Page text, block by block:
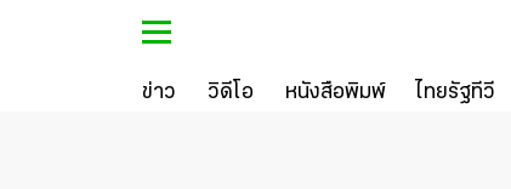
ข่าว วิดีโอ หนังสือพิมพ์ ไทยรัฐทีวี